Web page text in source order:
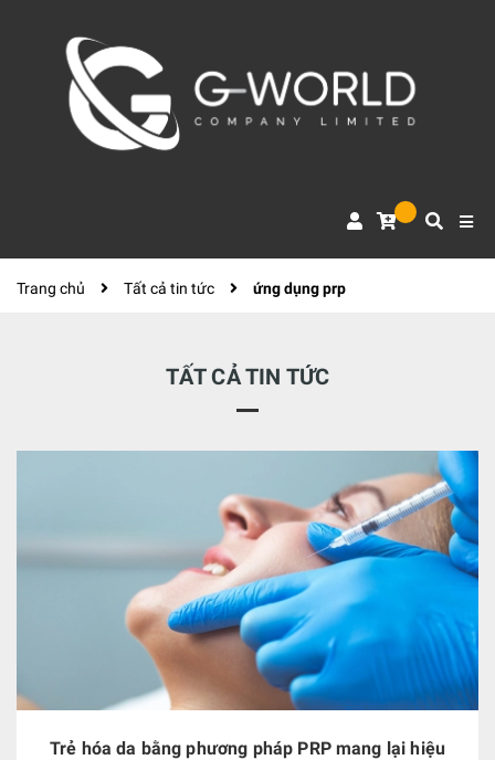
Trang chủ Tất cả tin tức ứng dụng prp
TẤT CẢ TIN TỨC
Trẻ hóa da bằng phương pháp PRP mang lại hiệu